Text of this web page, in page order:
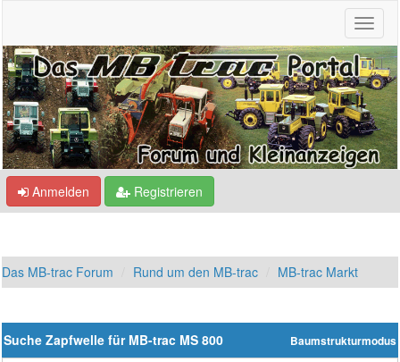
Anmelden Registrieren
Das MB-trac Forum Rund um den MB-trac MB-trac Markt
Baumstrukturmodus
Suche Zapfwelle für MB-trac MS 800